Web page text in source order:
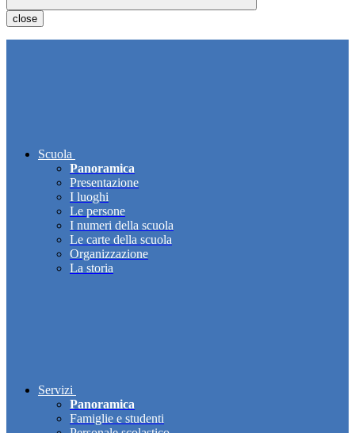
close
Scuola
Panoramica
Presentazione
I luoghi
Le persone
I numeri della scuola
Le carte della scuola
Organizzazione
La storia
Servizi
Panoramica
Famiglie e studenti